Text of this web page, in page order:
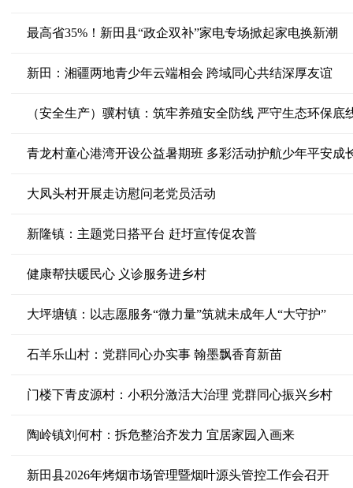
最高省35%！新田县“政企双补”家电专场掀起家电换新潮
新田：湘疆两地青少年云端相会 跨域同心共结深厚友谊
（安全生产）骥村镇：筑牢养殖安全防线 严守生态环保底
青龙村童心港湾开设公益暑期班 多彩活动护航少年平安成
大凤头村开展走访慰问老党员活动
新隆镇：主题党日搭平台 赶圩宣传促农普
健康帮扶暖民心 义诊服务进乡村
大坪塘镇：以志愿服务“微力量”筑就未成年人“大守护”
石羊乐山村：党群同心办实事 翰墨飘香育新苗
门楼下青皮源村：小积分激活大治理 党群同心振兴乡村
陶岭镇刘何村：拆危整治齐发力 宜居家园入画来
新田县2026年烤烟市场管理暨烟叶源头管控工作会召开